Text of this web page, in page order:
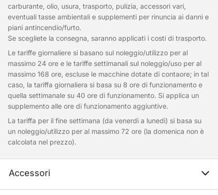
carburante, olio, usura, trasporto, pulizia, accessori vari,
eventuali tasse ambientali e supplementi per rinuncia ai danni e
piani antincendio/furto.
Se scegliete la consegna, saranno applicati i costi di trasporto.
Le tariffe giornaliere si basano sul noleggio/utilizzo per al
massimo 24 ore e le tariffe settimanali sul noleggio/uso per al
massimo 168 ore, escluse le macchine dotate di contaore; in tal
caso, la tariffa giornaliera si basa su 8 ore di funzionamento e
quella settimanale su 40 ore di funzionamento. Si applica un
supplemento alle ore di funzionamento aggiuntive.
La tariffa per il fine settimana (da venerdì a lunedì) si basa su
un noleggio/utilizzo per al massimo 72 ore (la domenica non è
calcolata nel prezzo).
Accessori